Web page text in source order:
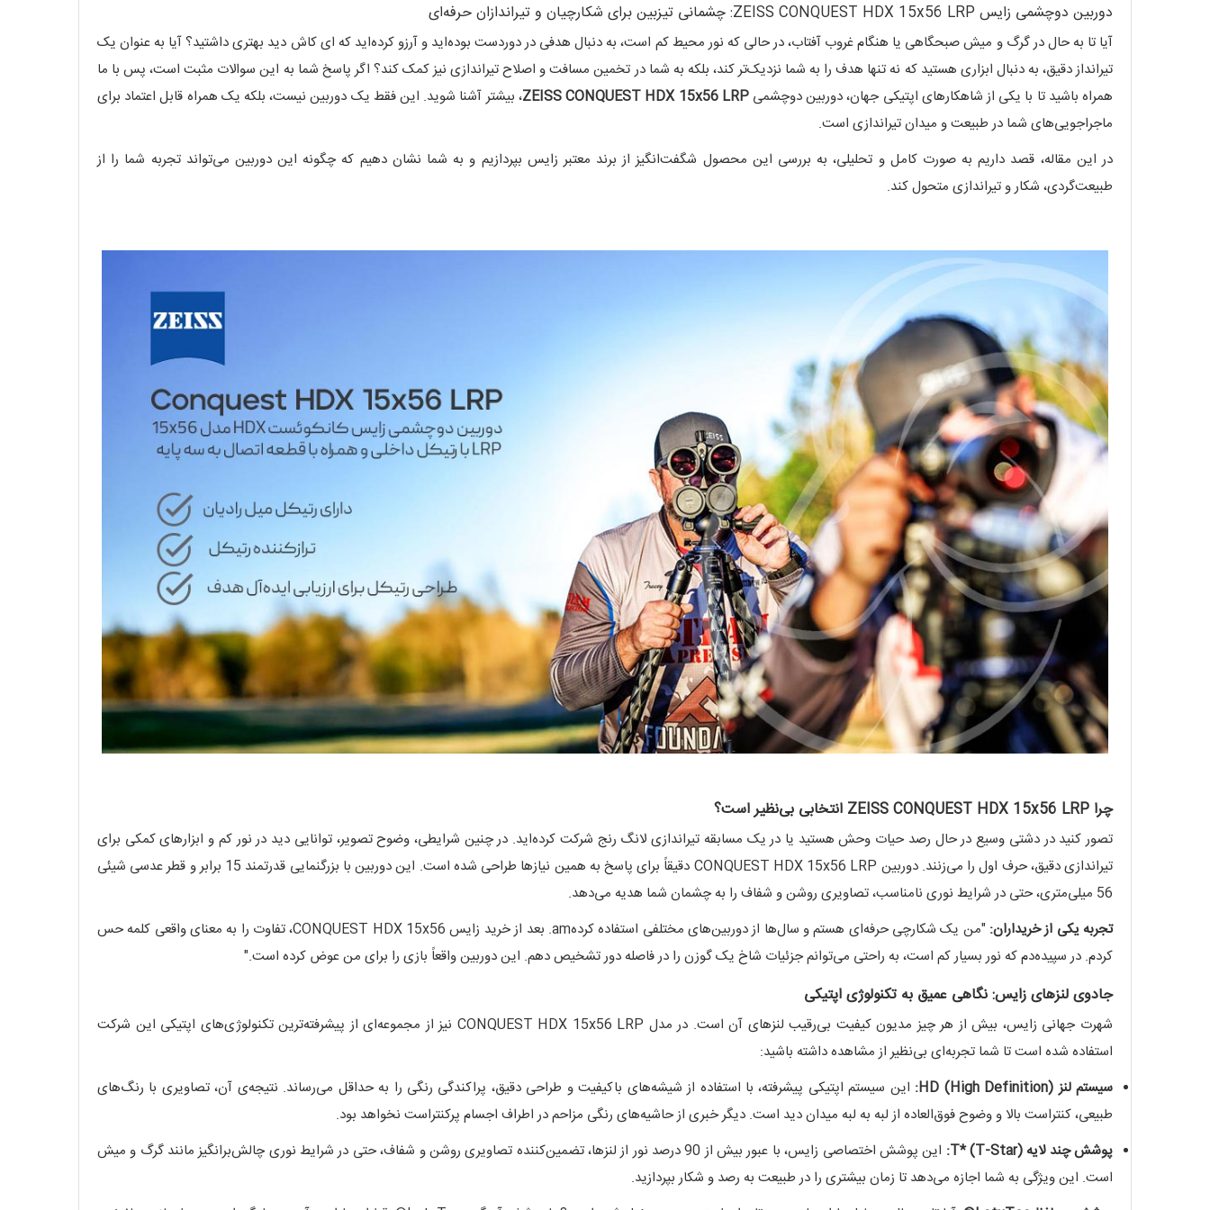
دوربین دوچشمی زایس ZEISS CONQUEST HDX 15x56 LRP: چشمانی تیزبین برای شکارچیان و تیراندازان حرفه‌ای
آیا تا به حال در گرگ و میش صبحگاهی یا هنگام غروب آفتاب، در حالی که نور محیط کم است، به دنبال هدفی در دوردست بوده‌اید و آرزو کرده‌اید که ای کاش دید بهتری داشتید؟ آیا به عنوان یک
تیرانداز دقیق، به دنبال ابزاری هستید که نه تنها هدف را به شما نزدیک‌تر کند، بلکه به شما در تخمین مسافت و اصلاح تیراندازی نیز کمک کند؟ اگر پاسخ شما به این سوالات مثبت است، پس با ما
همراه باشید تا با یکی از شاهکارهای اپتیکی جهان، دوربین دوچشمیZEISS CONQUEST HDX 15x56 LRP، بیشتر آشنا شوید. این فقط یک دوربین نیست، بلکه یک همراه قابل اعتماد برای
ماجراجویی‌های شما در طبیعت و میدان تیراندازی است.
در این مقاله، قصد داریم به صورت کامل و تحلیلی، به بررسی این محصول شگفت‌انگیز از برند معتبر زایس بپردازیم و به شما نشان دهیم که چگونه این دوربین می‌تواند تجربه شما را از
طبیعت‌گردی، شکار و تیراندازی متحول کند.
چرا ZEISS CONQUEST HDX 15x56 LRP انتخابی بی‌نظیر است؟
تصور کنید در دشتی وسیع در حال رصد حیات وحش هستید یا در یک مسابقه تیراندازی لانگ رنج شرکت کرده‌اید. در چنین شرایطی، وضوح تصویر، توانایی دید در نور کم و ابزارهای کمکی برای
تیراندازی دقیق، حرف اول را می‌زنند. دوربین CONQUEST HDX 15x56 LRP دقیقاً برای پاسخ به همین نیازها طراحی شده است. این دوربین با بزرگنمایی قدرتمند 15 برابر و قطر عدسی شیئی
56 میلی‌متری، حتی در شرایط نوری نامناسب، تصاویری روشن و شفاف را به چشمان شما هدیه می‌دهد.
تجربه یکی از خریداران:
"من یک شکارچی حرفه‌ای هستم و سال‌ها از دوربین‌های مختلفی استفاده کرده‌am. بعد از خرید زایس CONQUEST HDX 15x56، تفاوت را به معنای واقعی کلمه حس
کردم. در سپیده‌دم که نور بسیار کم است، به راحتی می‌توانم جزئیات شاخ یک گوزن را در فاصله دور تشخیص دهم. این دوربین واقعاً بازی را برای من عوض کرده است."
جادوی لنزهای زایس: نگاهی عمیق به تکنولوژی اپتیکی
شهرت جهانی زایس، بیش از هر چیز مدیون کیفیت بی‌رقیب لنزهای آن است. در مدل CONQUEST HDX 15x56 LRP نیز از مجموعه‌ای از پیشرفته‌ترین تکنولوژی‌های اپتیکی این شرکت
استفاده شده است تا شما تجربه‌ای بی‌نظیر از مشاهده داشته باشید:
سیستم لنز HD (High Definition):
این سیستم اپتیکی پیشرفته، با استفاده از شیشه‌های باکیفیت و طراحی دقیق، پراکندگی رنگی را به حداقل می‌رساند. نتیجه‌ی آن، تصاویری با رنگ‌های
طبیعی، کنتراست بالا و وضوح فوق‌العاده از لبه به لبه میدان دید است. دیگر خبری از حاشیه‌های رنگی مزاحم در اطراف اجسام پرکنتراست نخواهد بود.
پوشش چند لایه T* (T-Star):
این پوشش اختصاصی زایس، با عبور بیش از 90 درصد نور از لنزها، تضمین‌کننده تصاویری روشن و شفاف، حتی در شرایط نوری چالش‌برانگیز مانند گرگ و میش
است. این ویژگی به شما اجازه می‌دهد تا زمان بیشتری را در طبیعت به رصد و شکار بپردازید.